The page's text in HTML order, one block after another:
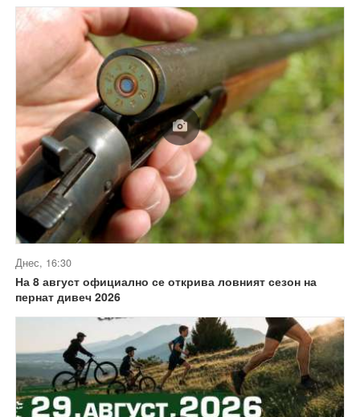
Днес, 16:30
На 8 август официално се открива ловният сезон на
пернат дивеч 2026